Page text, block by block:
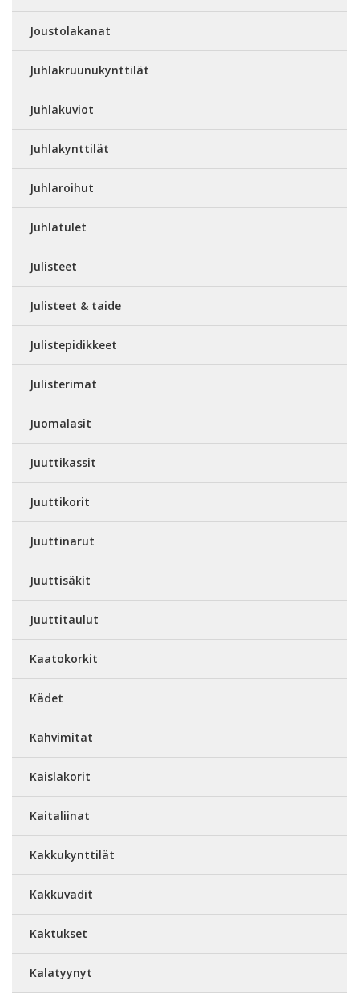
Joustolakanat
Juhlakruunukynttilät
Juhlakuviot
Juhlakynttilät
Juhlaroihut
Juhlatulet
Julisteet
Julisteet & taide
Julistepidikkeet
Julisterimat
Juomalasit
Juuttikassit
Juuttikorit
Juuttinarut
Juuttisäkit
Juuttitaulut
Kaatokorkit
Kädet
Kahvimitat
Kaislakorit
Kaitaliinat
Kakkukynttilät
Kakkuvadit
Kaktukset
Kalatyynyt